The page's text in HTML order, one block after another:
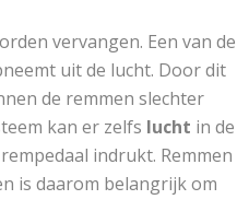
vervangen. Een van de
uit de lucht. Door dit
de remmen slechter
kan er zelfs lucht in de
indrukt. Remmen
is daarom belangrijk om